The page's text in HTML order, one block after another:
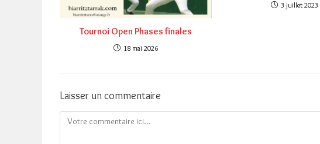
Tournoi Open Phases finales
18 mai 2026
3 juillet 2023
Laisser un commentaire
Comment